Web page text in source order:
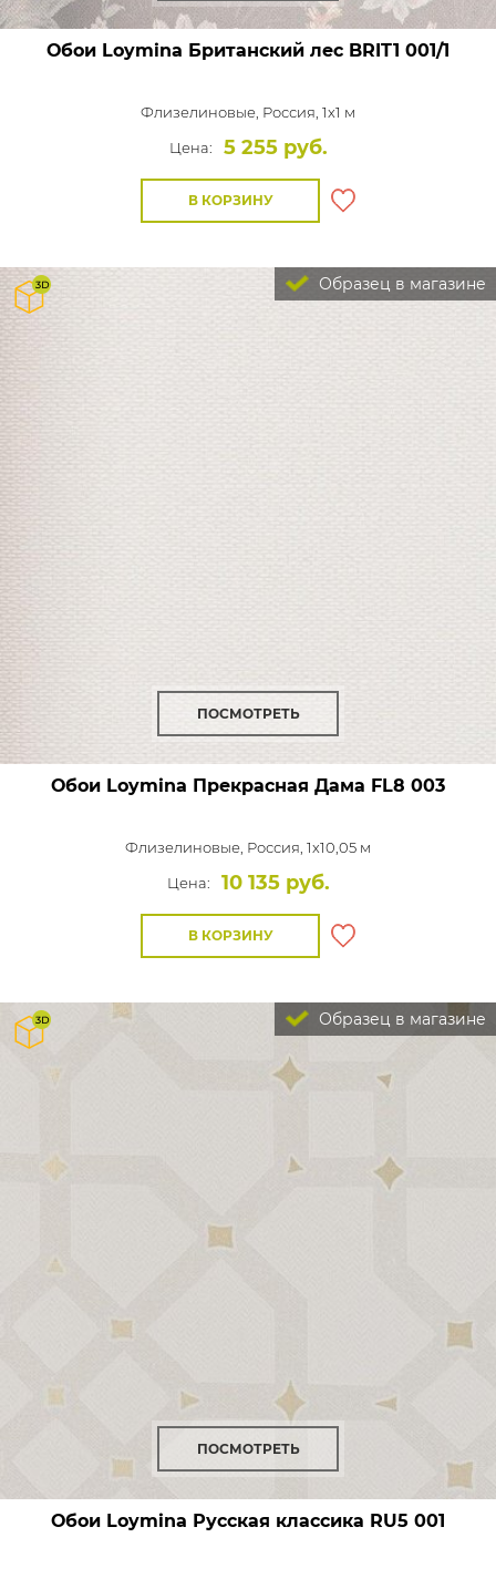
Обои Loymina Британский лес BRIT1 001/1
Флизелиновые, Россия, 1x1 м
Цена:
5 255 руб.
В КОРЗИНУ
Образец в магазине
ПОСМОТРЕТЬ
Обои Loymina Прекрасная Дама FL8 003
Флизелиновые, Россия, 1x10,05 м
Цена:
10 135 руб.
В КОРЗИНУ
Образец в магазине
ПОСМОТРЕТЬ
Обои Loymina Русская классика RU5 001